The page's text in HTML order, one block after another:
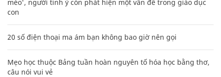
mèo', người tinh ý còn phát hiện một vấn đề trong giáo dục
con
20 số điện thoại ma ám bạn không bao giờ nên gọi
Mẹo học thuộc Bảng tuần hoàn nguyên tố hóa học bằng thơ,
câu nói vui vẻ